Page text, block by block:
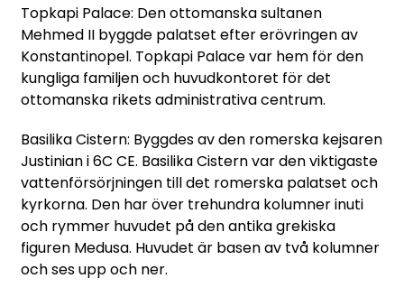
Topkapi Palace: Den ottomanska sultanen
Mehmed II byggde palatset efter erövringen av
Konstantinopel. Topkapi Palace var hem för den
kungliga familjen och huvudkontoret för det
ottomanska rikets administrativa centrum.
Basilika Cistern: Byggdes av den romerska kejsaren
Justinian i 6C CE. Basilika Cistern var den viktigaste
vattenförsörjningen till det romerska palatset och
kyrkorna. Den har över trehundra kolumner inuti
och rymmer huvudet på den antika grekiska
figuren Medusa. Huvudet är basen av två kolumner
och ses upp och ner.